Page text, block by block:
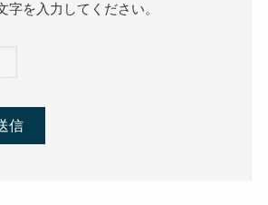
字を入力してください。